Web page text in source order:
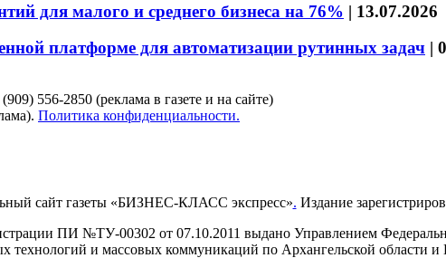
для малого и среднего бизнеса на 76% | 13.07.2026
платформе для автоматизации рутинных задач |
556-2850 (реклама в газете и на сайте)
Политика конфиденциальности.
сайт газеты «БИЗНЕС-КЛАСС экспресс». Издание
ПИ №ТУ-00302 от 07.10.2011 выдано Управлением
технологий и массовых коммуникаций по Архангельской области